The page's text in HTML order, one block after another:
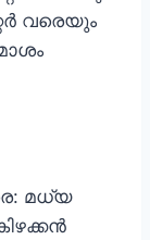
വരെയും
മധ്യ